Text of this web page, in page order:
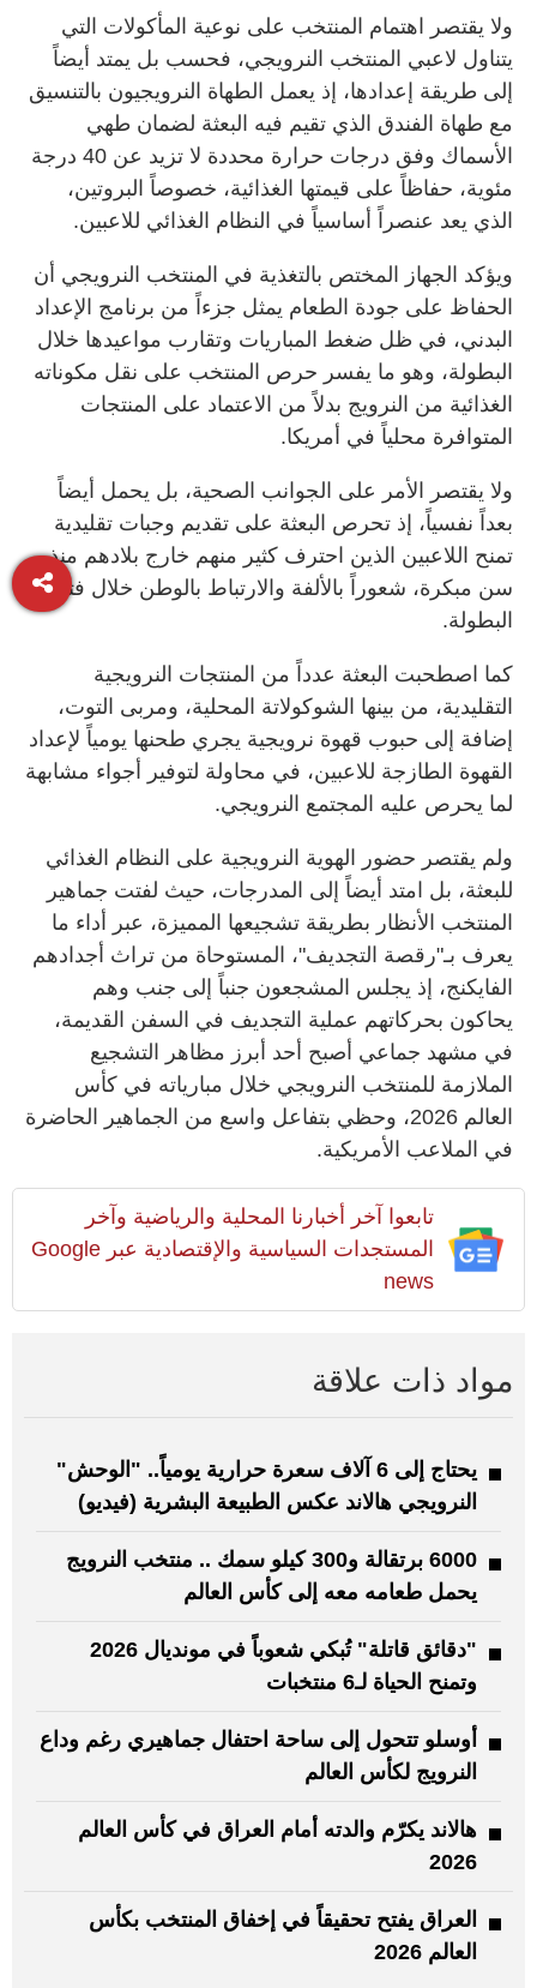
ولا يقتصر اهتمام المنتخب على نوعية المأكولات التي
يتناول لاعبي المنتخب النرويجي، فحسب بل يمتد أيضاً
إلى طريقة إعدادها، إذ يعمل الطهاة النرويجيون بالتنسيق
مع طهاة الفندق الذي تقيم فيه البعثة لضمان طهي
الأسماك وفق درجات حرارة محددة لا تزيد عن 40 درجة
مئوية، حفاظاً على قيمتها الغذائية، خصوصاً البروتين،
الذي يعد عنصراً أساسياً في النظام الغذائي للاعبين.
ويؤكد الجهاز المختص بالتغذية في المنتخب النرويجي أن
الحفاظ على جودة الطعام يمثل جزءاً من برنامج الإعداد
البدني، في ظل ضغط المباريات وتقارب مواعيدها خلال
البطولة، وهو ما يفسر حرص المنتخب على نقل مكوناته
الغذائية من النرويج بدلاً من الاعتماد على المنتجات
المتوافرة محلياً في أمريكا.
ولا يقتصر الأمر على الجوانب الصحية، بل يحمل أيضاً
بعداً نفسياً، إذ تحرص البعثة على تقديم وجبات تقليدية
تمنح اللاعبين الذين احترف كثير منهم خارج بلادهم منذ
سن مبكرة، شعوراً بالألفة والارتباط بالوطن خلال فترة
البطولة.
كما اصطحبت البعثة عدداً من المنتجات النرويجية
التقليدية، من بينها الشوكولاتة المحلية، ومربى التوت،
إضافة إلى حبوب قهوة نرويجية يجري طحنها يومياً لإعداد
القهوة الطازجة للاعبين، في محاولة لتوفير أجواء مشابهة
لما يحرص عليه المجتمع النرويجي.
ولم يقتصر حضور الهوية النرويجية على النظام الغذائي
للبعثة، بل امتد أيضاً إلى المدرجات، حيث لفتت جماهير
المنتخب الأنظار بطريقة تشجيعها المميزة، عبر أداء ما
يعرف بـ"رقصة التجديف"، المستوحاة من تراث أجدادهم
الفايكنج، إذ يجلس المشجعون جنباً إلى جنب وهم
يحاكون بحركاتهم عملية التجديف في السفن القديمة،
في مشهد جماعي أصبح أحد أبرز مظاهر التشجيع
الملازمة للمنتخب النرويجي خلال مبارياته في كأس
العالم 2026، وحظي بتفاعل واسع من الجماهير الحاضرة
في الملاعب الأمريكية.
تابعوا آخر أخبارنا المحلية والرياضية وآخر
المستجدات السياسية والإقتصادية عبر Google
news
مواد ذات علاقة
يحتاج إلى 6 آلاف سعرة حرارية يومياً.. "الوحش"
النرويجي هالاند عكس الطبيعة البشرية (فيديو)
6000 برتقالة و300 كيلو سمك .. منتخب النرويج
يحمل طعامه معه إلى كأس العالم
"دقائق قاتلة" تُبكي شعوباً في مونديال 2026
وتمنح الحياة لـ6 منتخبات
أوسلو تتحول إلى ساحة احتفال جماهيري رغم وداع
النرويج لكأس العالم
هالاند يكرّم والدته أمام العراق في كأس العالم
2026
العراق يفتح تحقيقاً في إخفاق المنتخب بكأس
العالم 2026